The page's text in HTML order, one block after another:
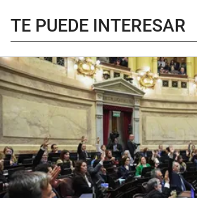
TE PUEDE INTERESAR